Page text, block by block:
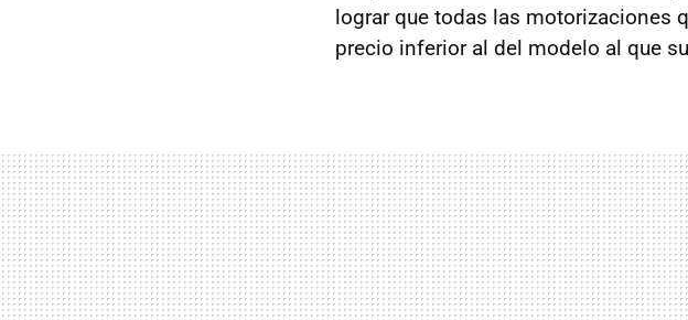
lograr que todas las motorizaciones
precio inferior al del modelo al que